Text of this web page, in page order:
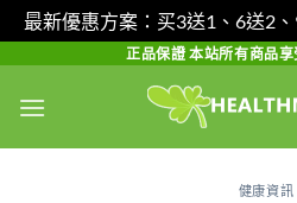
最新優惠方案：买3送1、6送2
content
正品保證 本站所有商品
健康資訊